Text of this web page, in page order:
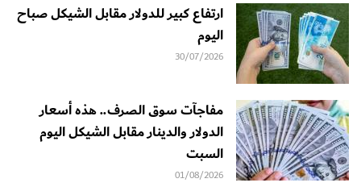
ارتفاع كبير للدولار مقابل الشيكل صباح
اليوم
30/07/2026
مفاجآت سوق الصرف.. هذه أسعار
الدولار والدينار مقابل الشيكل اليوم
السبت
01/08/2026